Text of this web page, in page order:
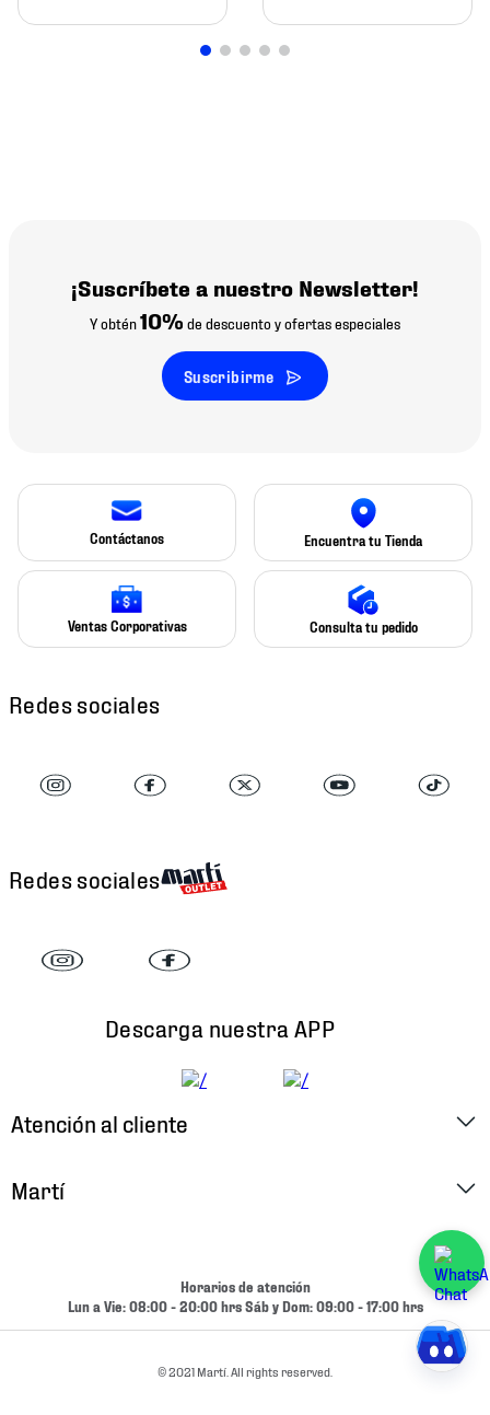
¡Suscríbete a nuestro Newsletter!
Y obtén10% de descuento y ofertas especiales
Suscribirme
Contáctanos Encuentra tu Tienda
Ventas Corporativas Consulta tu pedido
Redes sociales
Redes sociales
Descarga nuestra APP
Atención al cliente
Cambios y Devoluciones
Martí
Términos y Condiciones
Horarios de atención
Lun a Vie: 08:00 - 20:00 hrs Sáb y Dom: 09:00 - 17:00 hrs
© 2021 Martí. All rights reserved.